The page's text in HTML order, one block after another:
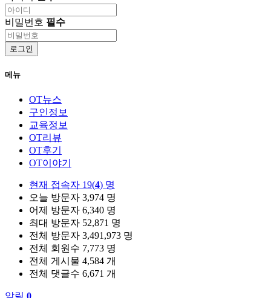
비밀번호 필수
로그인
메뉴
OT뉴스
구인정보
교육정보
OT리뷰
OT후기
OT이야기
현재 접속자 19(4) 명
오늘 방문자 3,974 명
어제 방문자 6,340 명
최대 방문자 52,871 명
전체 방문자 3,491,973 명
전체 회원수 7,773 명
전체 게시물 4,584 개
전체 댓글수 6,671 개
알림 0